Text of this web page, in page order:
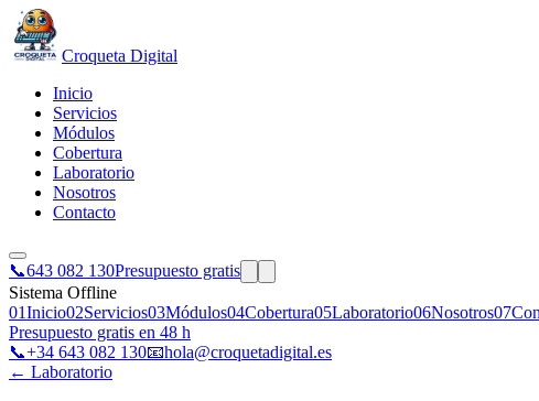
Croqueta Digital
Inicio
Servicios
Módulos
Cobertura
Laboratorio
Nosotros
Contacto
📞643 082 130Presupuesto gratis
Sistema Offline
01Inicio02Servicios03Módulos04Cobertura05Laboratorio06Nosotros07
Presupuesto gratis en 48 h
📞+34 643 082 130📧hola@croquetadigital.es
← Laboratorio